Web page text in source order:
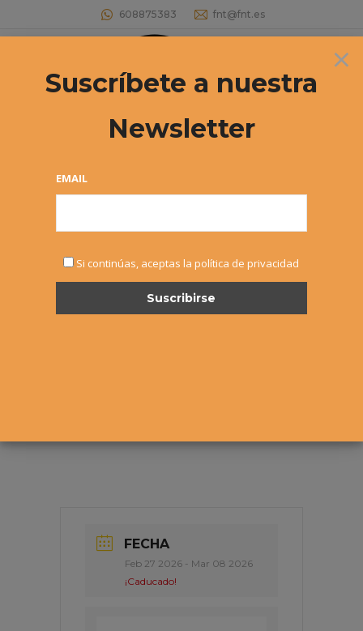
608875383 fnt@fnt.es
Buscar:
CAMPEONATO NAVARRO ALEVÍN
FECHA
Feb 27 2026 - Mar 08 2026
¡Caducado!
×
Suscríbete a nuestra
Newsletter
EMAIL
Si continúas, aceptas la política de privacidad